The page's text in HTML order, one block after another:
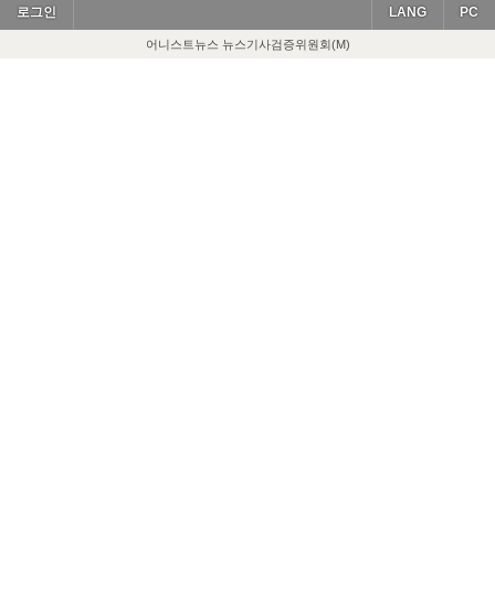
로그인 PC
LANG
어니스트뉴스 뉴스기사검증위원회(M)